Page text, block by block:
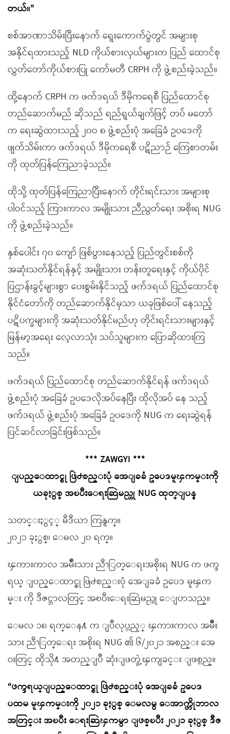
တယ်။”
စစ်အာဏာသိမ်းပြီးနောက် ရွေးကောက်ပွဲတွင် အများစု
အနိုင်ရထားသည့် NLD ကိုယ်စားလှယ်များက ပြည် ထောင်စု
လွှတ်တော်ကိုယ်စားပြု ကော်မတီ CRPH ကို ဖွဲ့စည်းခဲ့သည်။
ထို့နောက် CRPH က ဖက်ဒရယ် ဒီမိုကရေစီ ပြည်ထောင်စု
တည်ဆောက်မည် ဆိုသည် ရည်ရွယ်ချက်ဖြင့် တပ် မတော်
က ရေးဆွဲထားသည့် ၂၀၀ ၈ ဖွဲ့စည်းပုံ အခြေခံ ဥပဒေကို
ဖျက်သိမ်းကာ ဖက်ဒရယ် ဒီမိုကရေစီ ပဋိညာဉ် ကြေစာတမ်း
ကို ထုတ်ပြန်ကြေညာခဲ့သည်။
ထိုသို့ ထုတ်ပြန်ကြေညာပြီးနောက် တိုင်းရင်းသား အများစု
ပါဝင်သည့် ကြားကာလ အမျိုးသား ညီညွတ်ရေး အစိုးရ NUG
ကို ဖွဲ့စည်းခဲ့သည်။
နှစ်ပေါင်း ၇၀ ကျော် ဖြစ်ပွားနေသည့် ပြည်တွင်းစစ်ကို
အဆုံးသတ်နိုင်ရန်နှင့် အမျိုးသား တန်းတူရေးနှင့် ကိုယ်ပိုင်
ပြဌာန်းခွင့်များစွာ ပေးစွမ်းနိုင်သည့် ဖက်ဒရယ် ပြည်ထောင်စု
နိုင်ငံတော်ကို တည်ဆောက်နိုင်မှသာ ယခုဖြစ်ပေါ် နေသည့်
ပဋိပက္ခများကို အဆုံးသတ်နိုင်မည်ဟု တိုင်းရင်းသားများနှင့်
မြန်မာ့အရေး လေ့လာသုံး သပ်သူများက ပြောဆိုထားကြ
သည်။
ဖက်ဒရယ် ပြည်ထောင်စု တည်ဆောက်နိုင်ရန် ဖက်ဒရယ်
ဖွဲ့စည်းပုံ အခြေခံ ဥပဒေလိုအပ်နေပြီး ထိုလိုအပ် နေ သည့်
ဖက်ဒရယ် ဖွဲ့စည်းပုံ အခြေခံ ဥပဒေကို NUG က ရေးဆွဲရန်
ပြင်ဆင်လာခြင်းဖြစ်သည်။
*** ZAWGYI ***
ျပည္ေထာင္စု ဖြဲ႕စည္းပုံ အေျခခံ ဥပေဒမူၾကမ္းကို
ယခုႏွစ္ အၿပီးေရးဆြဲမည္ဟု NUG ထုတ္ျပန္
သတင္းႏွင့္ မီဒီယာ ကြန္ရက္။
၂၀၂၁ ခုႏွစ္၊ ေမလ ၂၀ ရက္။
ၾကားကာလ အမ်ိဳးသား ညီၫြတ္ေရးအစိုးရ NUG က ဖက္ဒ
ရယ္ ျပည္ေထာင္စု ဖြဲ႕စည္းပုံ အေျခခံ ဥပေဒ မူၾက
မ္း ကို ဒီဇင္ဘာလတြင္ အၿပီးေရးဆြဲမည္ဟု ေျပာသည္။
ေမလ ၁၈ ရက္ေန႔ က ျပဳလုပ္သည့္ ၾကားကာလ အမ်ိဳး
သား ညီၫြတ္ေရး အစိုးရ NUG ၏ ၆/၂၀၂၁ အစည္း အေ
ဝးတြင္ ထိုသို႔ အတည္ျပဳ ဆုံးျဖတ္ခဲ့ၾကျခင္း ျဖစ္သည္။
“ဖက္ဒရယ္ျပည္ေထာင္စု ဖြဲ႕စည္းပုံ အေျခခံ ဥပေဒ
ပထမ မူၾကမ္းကို ၂၀၂၁ ခုႏွစ္ ေမလမွ ေအာက္တိုဘာလ
အတြင္း အၿပီး ေရးဆြဲၾကမွာ ျဖစ္ၿပီး ၂၀၂၁ ခုႏွစ္ ဒီဇ